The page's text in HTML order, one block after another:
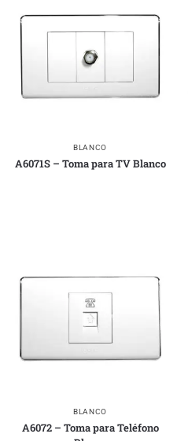
BLANCO
A6071S – Toma para TV Blanco
BLANCO
A6072 – Toma para Teléfono